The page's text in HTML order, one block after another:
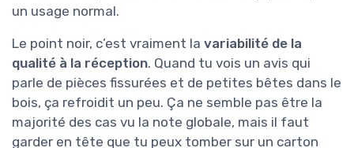
un usage normal.
Le point noir, c’est vraiment la variabilité de la
qualité à la réception. Quand tu vois un avis qui
parle de pièces fissurées et de petites bêtes dans le
bois, ça refroidit un peu. Ça ne semble pas être la
majorité des cas vu la note globale, mais il faut
garder en tête que tu peux tomber sur un carton